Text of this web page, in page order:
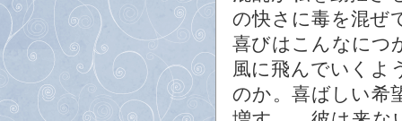
の快さに毒を混ぜ
喜びはこんなにつ
風に飛んでいくよ
のか。喜ばしい希